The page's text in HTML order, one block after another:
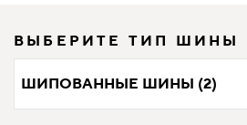
ВЫБЕРИТЕ ТИП ШИНЫ
ШИПОВАННЫЕ ШИНЫ (2)